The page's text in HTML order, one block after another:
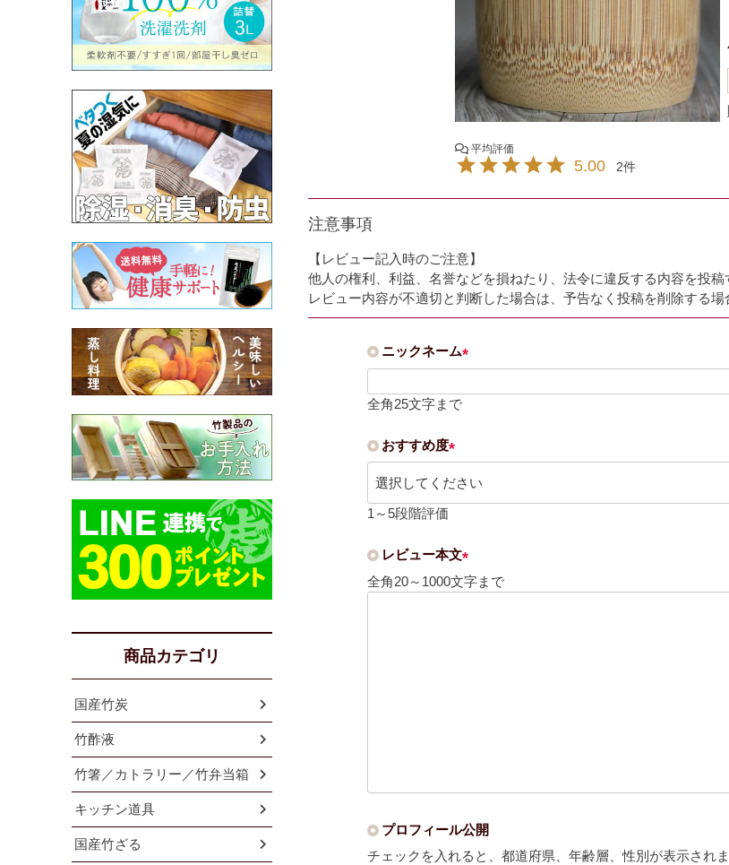
商品カテゴリ
国産竹炭
竹酢液
竹箸／カトラリー／竹弁当箱
キッチン道具
国産竹ざる
5.00 2
注意事項
【レビュー記入時のご注意】
他人の権利、利益、名誉などを損ねたり、法令に違反する内容を投稿
レビュー内容が不適切と判断した場合は、予告なく投稿を削除する場
ニックネーム
必
全角25文字まで
おすすめ度
必
1～5段階評価
レビュー本文
(
全角20～1000文字まで
プロフィール公開
チェックを入れると、都道府県、年齢層、性別が表示されま